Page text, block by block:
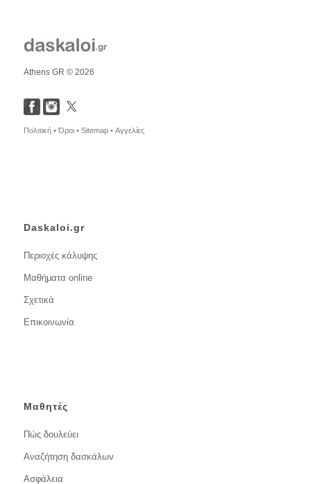
Athens GR © 2026
Πολιτική •Όροι • Sitemap • Αγγελίες
Daskaloi.gr
Περιοχές κάλυψης
Μαθήματα online
Σχετικά
Επικοινωνία
Μαθητές
Πώς δουλεύει
Αναζήτηση δασκάλων
Ασφάλεια